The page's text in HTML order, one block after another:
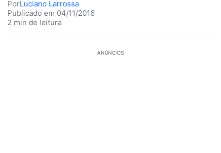
PorLuciano Larrossa
Publicado em 04/11/2016
2 min de leitura
ANÚNCIOS